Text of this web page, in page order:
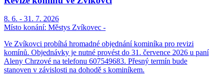
8. 6. - 31. 7. 2026
Místo konání: Městys Zvíkovec -
Ve Zvíkovci probíhá hromadné objednání kominíka pro revizi
komínů. Objednávky je nutné provést do 31. července 2026 u paní
Aleny Chrzové na telefonu 607549683. Přesný termín bude
stanoven v závislosti na dohodě s kominíkem.